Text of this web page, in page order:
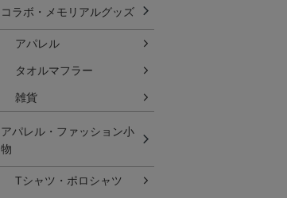
コラボ・メモリアルグッズ
アパレル
タオルマフラー
雑貨
アパレル・ファッション小
物
Tシャツ・ポロシャツ